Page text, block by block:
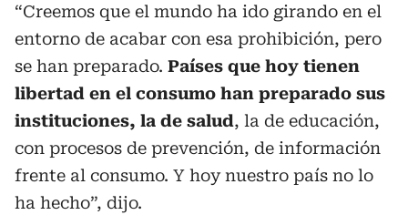
“Creemos que el mundo ha ido girando en el
entorno de acabar con esa prohibición, pero
se han preparado. Países que hoy tienen
libertad en el consumo han preparado sus
instituciones, la de salud, la de educación,
con procesos de prevención, de información
frente al consumo. Y hoy nuestro país no lo
ha hecho”, dijo.